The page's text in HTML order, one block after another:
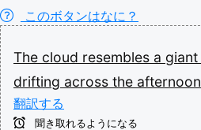
このボタンはなに？
The cloud resembles a giant
drifting across the afternoon
翻訳する
聞き取れるようになる